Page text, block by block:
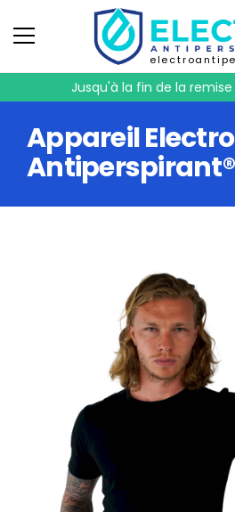
Jusqu'à la fin de la
Appareil Electro
Antiperspirant®